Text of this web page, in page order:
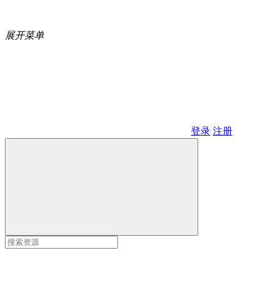
展开菜单
登录 注册